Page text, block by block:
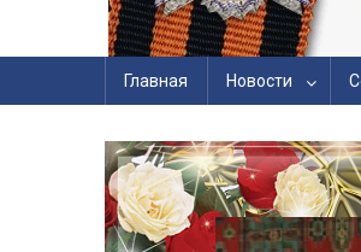
Войны,
Главная Новости